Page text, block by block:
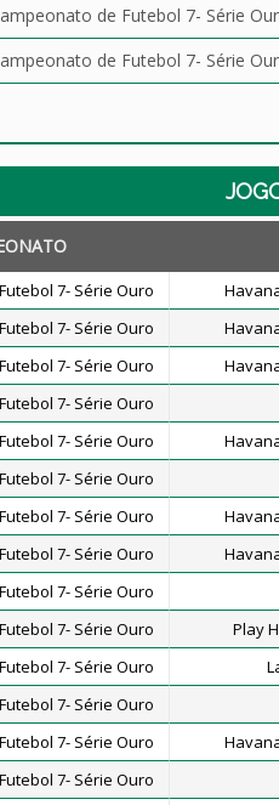
de Futebol 7- Série
de Futebol 7- Série
7- Série Ouro
7- Série Ouro
7- Série Ouro
7- Série Ouro
7- Série Ouro
7- Série Ouro
7- Série Ouro
7- Série Ouro
7- Série Ouro
7- Série Ouro
Play
7- Série Ouro
7- Série Ouro
7- Série Ouro
7- Série Ouro